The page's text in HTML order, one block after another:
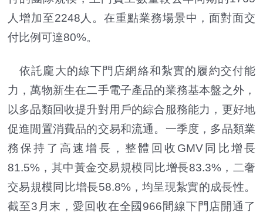
人增加至2248人。在重點業務場景中，面對面交
付比例可達80%。
依託龐大的線下門店網絡和紮實的履約交付能
力，萬物新生在二手電子產品的業務基本盤之外，
以多品類回收提升對用戶的綜合服務能力，更好地
促進閒置消費品的交易和流通。一季度，多品類業
務保持了高速增長，整體回收GMV同比增長
81.5%，其中黃金交易規模同比增長83.3%，二奢
交易規模同比增長58.8%，均呈現紮實的成長性。
截至3月末，愛回收在全國966間線下門店開通了